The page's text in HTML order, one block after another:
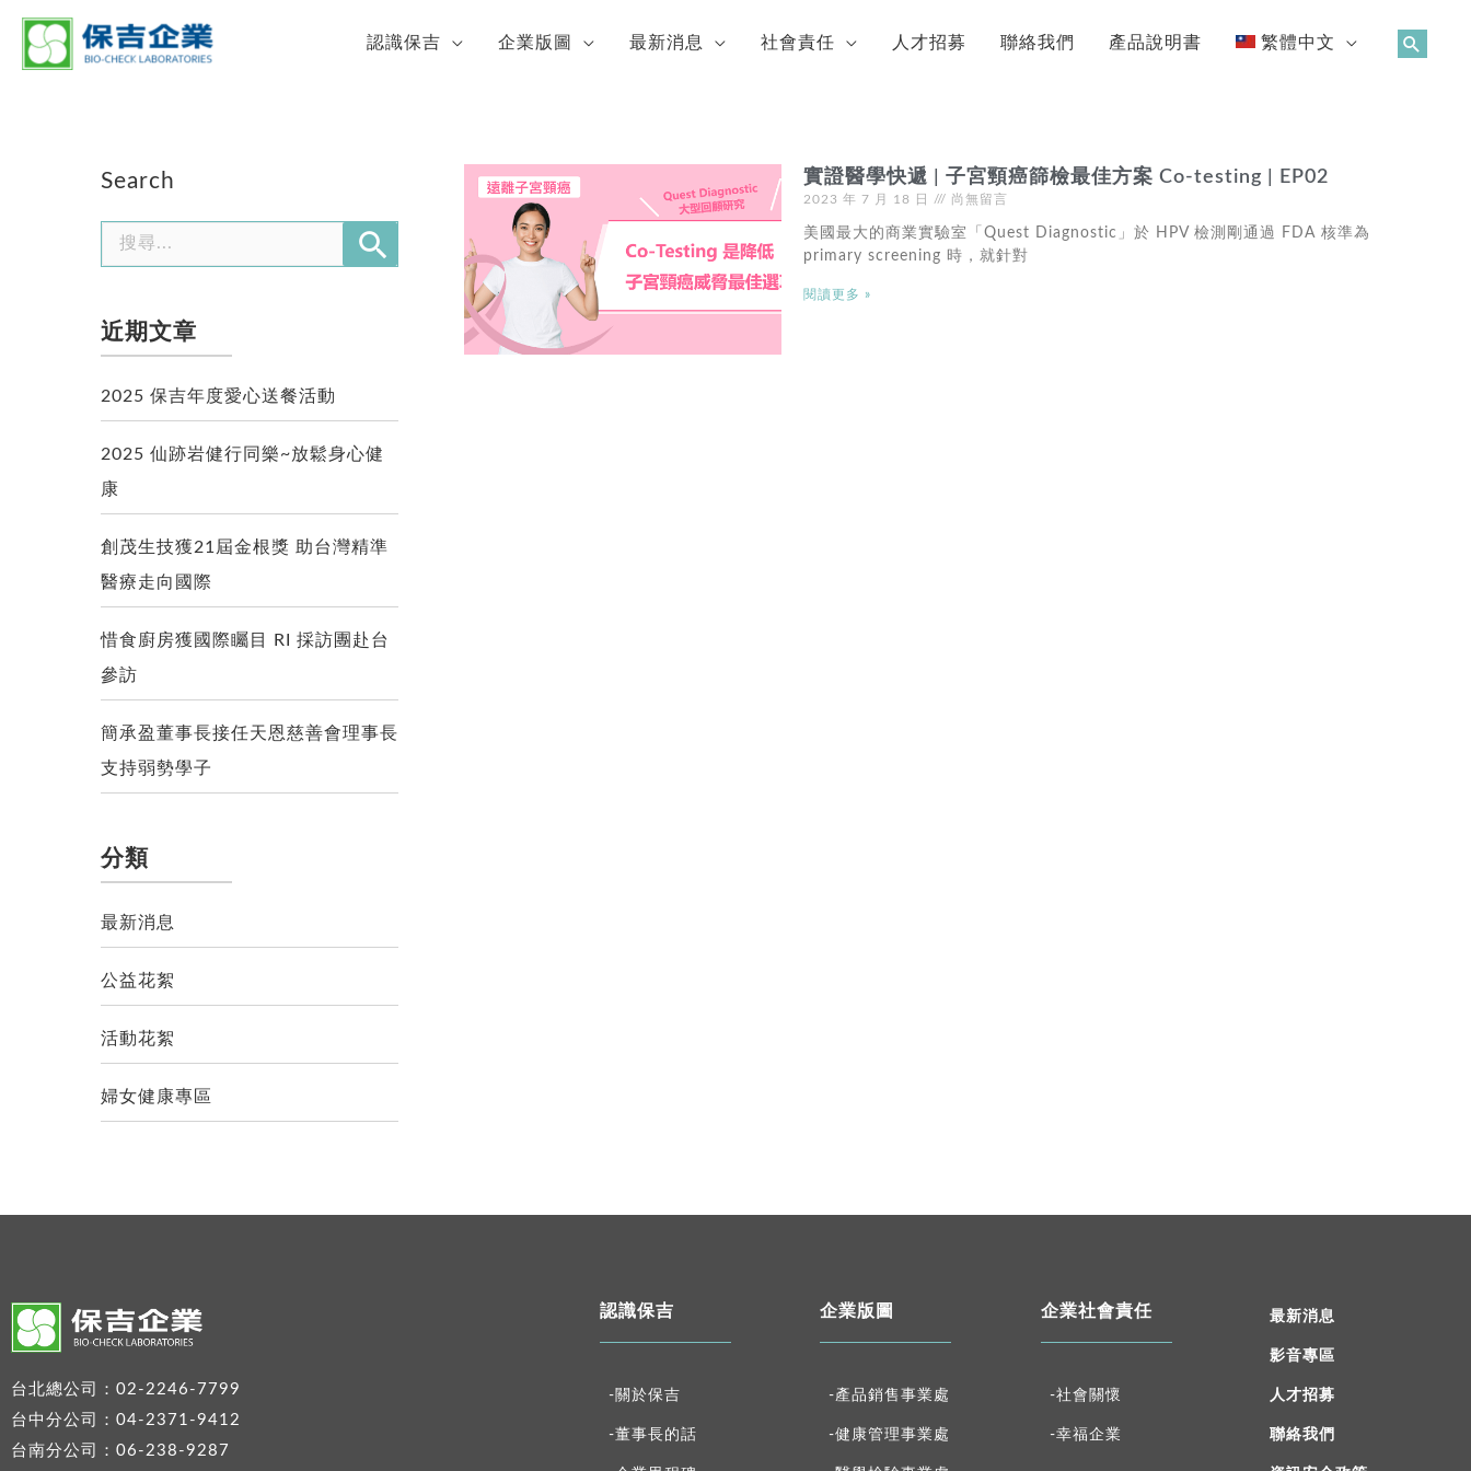
認識保吉 企業版圖 最新消息 社會責任 人才招募 聯絡我們 產品說明書 繁體中文
Search
近期文章
2025 保吉年度愛心送餐活動
2025 仙跡岩健行同樂~放鬆身心健
康
創茂生技獲21屆金根獎 助台灣精準
醫療走向國際
惜食廚房獲國際矚目 RI 採訪團赴台
參訪
簡承盈董事長接任天恩慈善會理事長
支持弱勢學子
分類
最新消息
公益花絮
活動花絮
婦女健康專區
實證醫學快遞 | 子宮頸癌篩檢最佳方案 Co-testing | EP02
2023 年 7 月 18 日 尚無留言
美國最大的商業實驗室「Quest Diagnostic」於 HPV 檢測剛通過 FDA 核準為
primary screening 時，就針對
閱讀更多 »
台北總公司：02-2246-7799
台中分公司：04-2371-9412
台南分公司：06-238-9287
認識保吉
-關於保吉
-董事長的話
企業版圖
-產品銷售事業處
-健康管理事業處
企業社會責任
-社會關懷
-幸福企業
最新消息
影音專區
人才招募
聯絡我們